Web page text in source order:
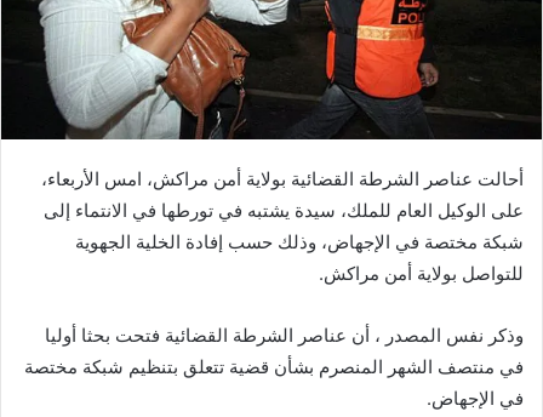
أحالت عناصر الشرطة القضائية بولاية أمن مراكش، امس الأربعاء،
على الوكيل العام للملك، سيدة يشتبه في تورطها في الانتماء إلى
شبكة مختصة في الإجهاض، وذلك حسب إفادة الخلية الجهوية
للتواصل بولاية أمن مراكش.
وذكر نفس المصدر ، أن عناصر الشرطة القضائية فتحت بحثا أوليا
في منتصف الشهر المنصرم بشأن قضية تتعلق بتنظيم شبكة مختصة
في الإجهاض.